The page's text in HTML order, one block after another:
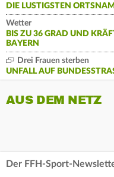
DIE LUSTIGSTEN
Wetter
BIS ZU 36 GRAD UND
BAYERN
Drei Frauen sterben
UNFALL AUF
AUS DEM NETZ
Der FFH-Sport-